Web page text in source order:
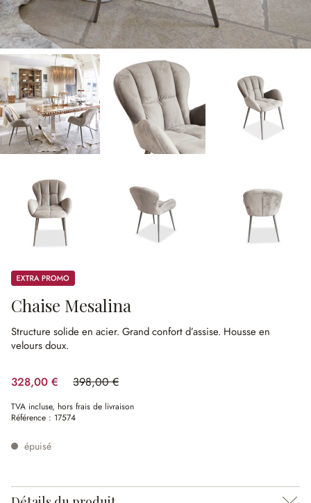
Promos
Chaise Mesalina
Structure solide en acier. Grand confort d’assise. Housse en
velours doux.
328,00 € 398,00 €
(17.59%spared)
TVA incluse, hors frais de livraison
Référence : 17574
épuisé